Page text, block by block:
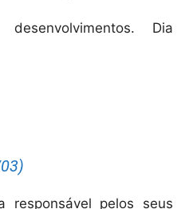
Dia
responsável pelos seus